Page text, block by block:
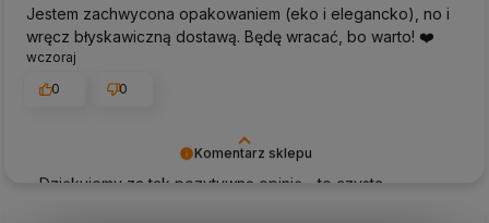
Komentarz sklepu
Dziękujemy za tak pozytywną opinię - to czysta
Jestem zachwycona opakowaniem (eko i elegancko), no i
wręcz błyskawiczną dostawą. Będę wracać, bo warto! ❤️
wczoraj
0
0